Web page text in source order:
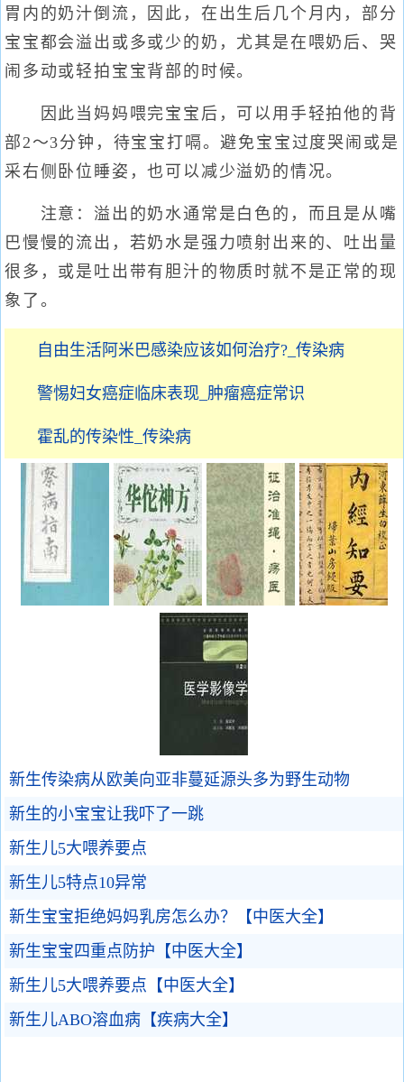
胃内的奶汁倒流，因此，在出生后几个月内，部分
宝宝都会溢出或多或少的奶，尤其是在喂奶后、哭
闹多动或轻拍宝宝背部的时候。
因此当妈妈喂完宝宝后，可以用手轻拍他的背
部2～3分钟，待宝宝打嗝。避免宝宝过度哭闹或是
采右侧卧位睡姿，也可以减少溢奶的情况。
注意：溢出的奶水通常是白色的，而且是从嘴
巴慢慢的流出，若奶水是强力喷射出来的、吐出量
很多，或是吐出带有胆汁的物质时就不是正常的现
象了。
自由生活阿米巴感染应该如何治疗?_传染病
警惕妇女癌症临床表现_肿瘤癌症常识
霍乱的传染性_传染病
新生传染病从欧美向亚非蔓延源头多为野生动物
新生的小宝宝让我吓了一跳
新生儿5大喂养要点
新生儿5特点10异常
新生宝宝拒绝妈妈乳房怎么办？【中医大全】
新生宝宝四重点防护【中医大全】
新生儿5大喂养要点【中医大全】
新生儿ABO溶血病【疾病大全】